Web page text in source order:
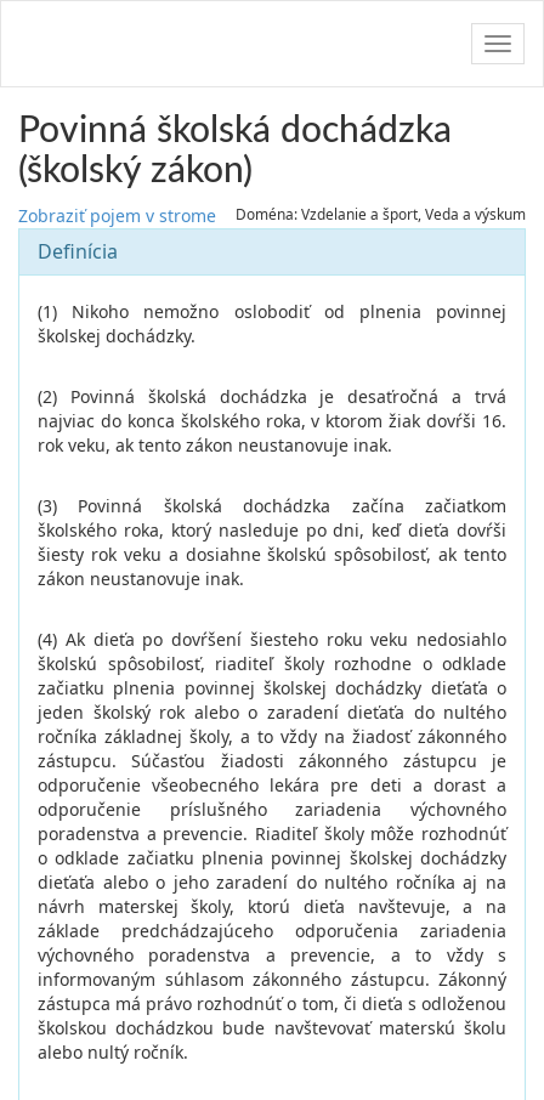
Povinná školská dochádzka
(školský zákon)
Zobraziť pojem v strome Doména: Vzdelanie a šport, Veda a výskum
Definícia
(1) Nikoho nemožno oslobodiť od plnenia povinnej
školskej dochádzky.
(2) Povinná školská dochádzka je desaťročná a trvá
najviac do konca školského roka, v ktorom žiak dovŕši 16.
rok veku, ak tento zákon neustanovuje inak.
(3) Povinná školská dochádzka začína začiatkom
školského roka, ktorý nasleduje po dni, keď dieťa dovŕši
šiesty rok veku a dosiahne školskú spôsobilosť, ak tento
zákon neustanovuje inak.
(4) Ak dieťa po dovŕšení šiesteho roku veku nedosiahlo
školskú spôsobilosť, riaditeľ školy rozhodne o odklade
začiatku plnenia povinnej školskej dochádzky dieťaťa o
jeden školský rok alebo o zaradení dieťaťa do nultého
ročníka základnej školy, a to vždy na žiadosť zákonného
zástupcu. Súčasťou žiadosti zákonného zástupcu je
odporučenie všeobecného lekára pre deti a dorast a
odporučenie príslušného zariadenia výchovného
poradenstva a prevencie. Riaditeľ školy môže rozhodnúť
o odklade začiatku plnenia povinnej školskej dochádzky
dieťaťa alebo o jeho zaradení do nultého ročníka aj na
návrh materskej školy, ktorú dieťa navštevuje, a na
základe predchádzajúceho odporučenia zariadenia
výchovného poradenstva a prevencie, a to vždy s
informovaným súhlasom zákonného zástupcu. Zákonný
zástupca má právo rozhodnúť o tom, či dieťa s odloženou
školskou dochádzkou bude navštevovať materskú školu
alebo nultý ročník.